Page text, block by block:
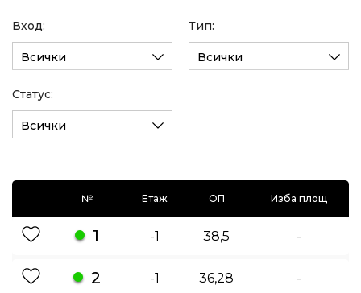
Вход:
Всички
Тип:
Всички
Статус:
Всички
№ Етаж ОП Изба площ
1 -1 38,5 -
2 -1 36,28 -